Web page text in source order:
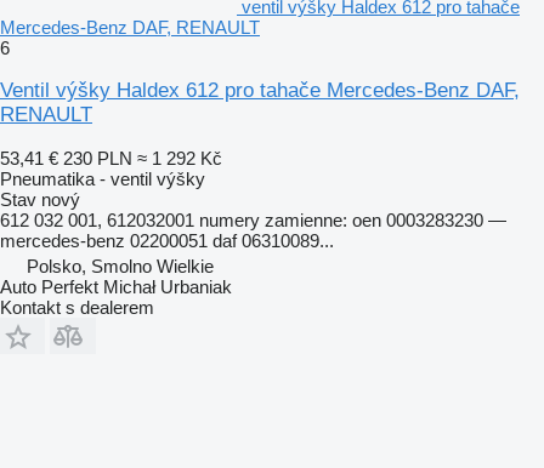
ventil výšky Haldex 612 pro tahače
Mercedes-Benz DAF, RENAULT
6
Ventil výšky Haldex 612 pro tahače Mercedes-Benz DAF,
RENAULT
53,41 € 230 PLN ≈ 1 292 Kč
Pneumatika - ventil výšky
Stav nový
612 032 001, 612032001 numery zamienne: oen 0003283230 —
mercedes-benz 02200051 daf 06310089...
Polsko, Smolno Wielkie
Auto Perfekt Michał Urbaniak
Kontakt s dealerem